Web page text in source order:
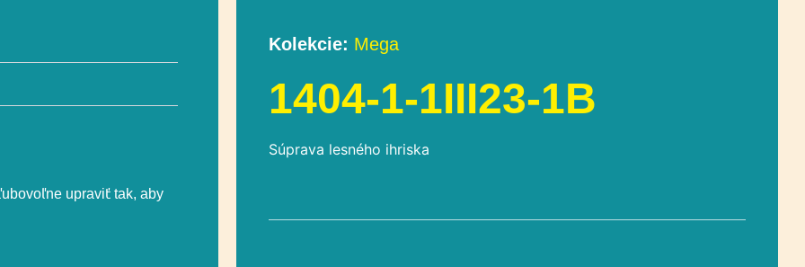
upraviť tak, aby
Kolekcie: Mega
1404-1-1III23-1B
Súprava lesného ihriska